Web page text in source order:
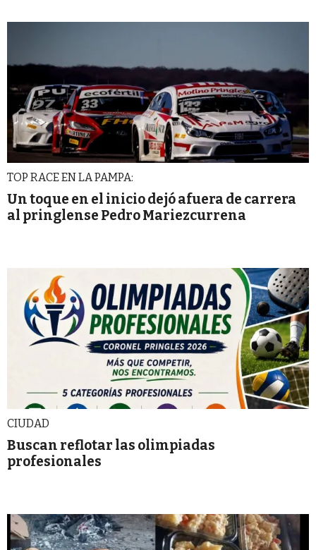
TOP RACE EN LA PAMPA:
Un toque en el inicio dejó afuera de carrera
al pringlense Pedro Mariezcurrena
CIUDAD
Buscan reflotar las olimpiadas
profesionales